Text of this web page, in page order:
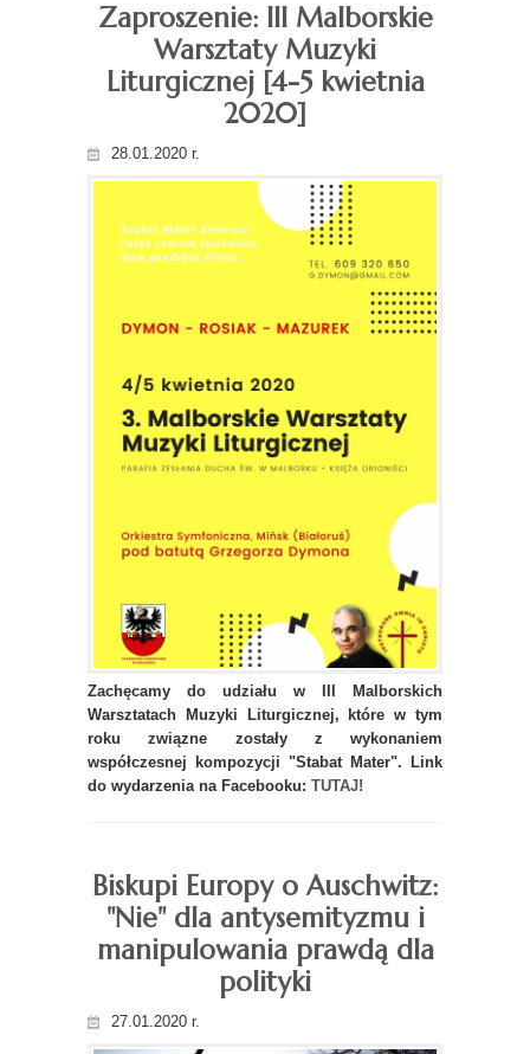
Zaproszenie: III Malborskie
Warsztaty Muzyki
Liturgicznej [4-5 kwietnia
2020]
28.01.2020 r.
Zachęcamy do udziału w III Malborskich
Warsztatach Muzyki Liturgicznej, które w tym
roku związne zostały z wykonaniem
współczesnej kompozycji "Stabat Mater". Link
do wydarzenia na Facebooku: TUTAJ!
Biskupi Europy o Auschwitz:
"Nie" dla antysemityzmu i
manipulowania prawdą dla
polityki
27.01.2020 r.